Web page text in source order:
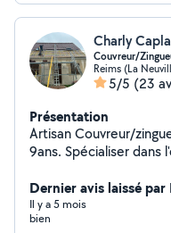
Charly
Couvreur/
Reims (La
5/5 (23
Présentation
Artisan Couvreur/
9ans. Spécialiser
réparation comme des plus
et sérieux Tuiles / ardoise / Zinc / bac acier etc.. Tarif
raisonnable et suivie
Dernier avis laissé
Il y a 5 mois
bien